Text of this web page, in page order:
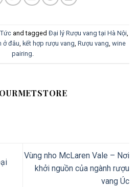
and tagged Đại lý Rượu vang tại Hà Nội,
ở đâu, kết hợp rượu vang, Rượu vang, wine
pairing.
Vùng nho McLaren Vale – Nơi
khởi nguồn của ngành rượu
vang Úc